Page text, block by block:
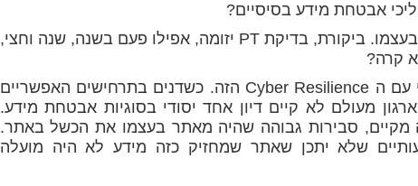
אבטחת מידע בסיסיים?
כיצד אפשרי שספק לא מבוקר ולא מנוהל בעצמו. ביקורת, בדיקת PT יזומה, אפילו פעם בשנה, שנה וחצי,
קרה?
תוכנית פעולה. ניהול סיכונים. כן, שוב אני עם ה Cyber Resilience הזה. כשדנים בתרחישים האפשריים
מעולם לא קיים דיון אחד יסודי בסוגיות אבטחת מידע.
סבירות גבוהה שהיה מאתר בעצמו את הכשל באתר.
שלא יתכן שאתר שמחזיק כזה מידע לא היה מועלה